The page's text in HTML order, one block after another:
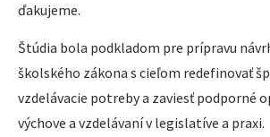
ďakujeme.
Štúdia bola podkladom pre prípravu
školského zákona s cieľom redefinovať
vzdelávacie potreby a zaviesť podporné
výchove a vzdelávaní v legislatíve a praxi.